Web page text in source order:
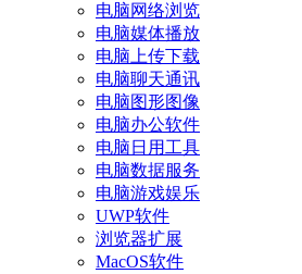
电脑网络浏览
电脑媒体播放
电脑上传下载
电脑聊天通讯
电脑图形图像
电脑办公软件
电脑日用工具
电脑数据服务
电脑游戏娱乐
UWP软件
浏览器扩展
MacOS软件